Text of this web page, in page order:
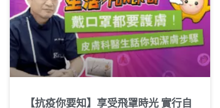
【抗疫你要知】享受飛罩時光 實行自